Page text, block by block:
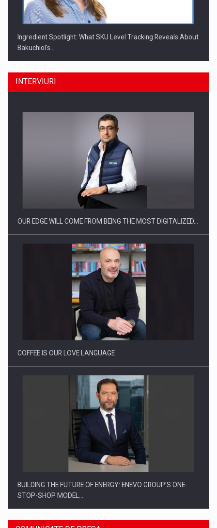
Ingredient Spotlight: What SKU Level Tracking Reveals About
Bakuchiol's…
Producatorii si comerciantii care nu se supun noilor
Proteinmaxxing and the Future of Protein Demand
INTERVIURI
OUR EDGE WILL COME FROM BEING THE MOST DIGITALIZED…
COFFEE IS OUR LOVE LANGUAGE
BUILDING THE FUTURE OF ENERGY: ENEVO GROUP’S ONE-
STOP-SHOP MODEL…